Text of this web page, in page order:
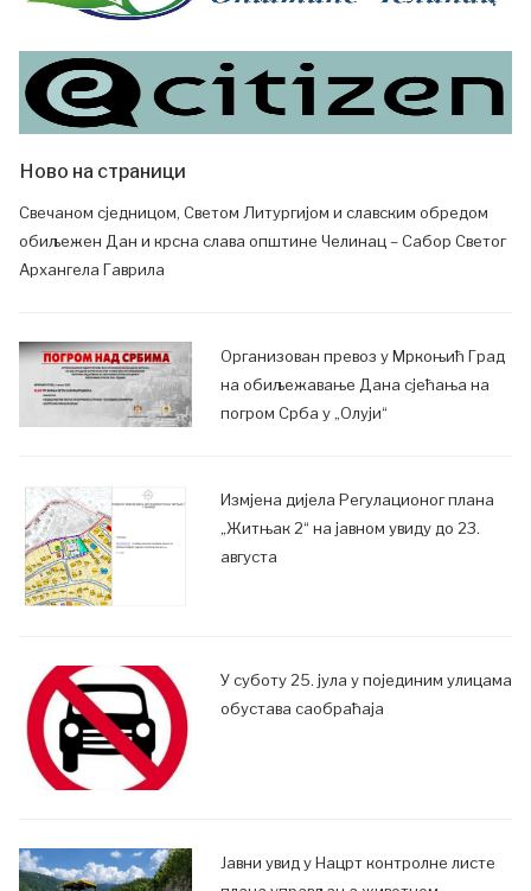
Ново на страници
Свечаном сједницом, Светом Литургијом и славским обредом
обиљежен Дан и крсна слава општине Челинац – Сабор Светог
Архангела Гаврила
Организован превоз у Мркоњић Град
на обиљежавање Дана сјећања на
погром Срба у „Олуји“
Измјена дијела Регулационог плана
„Житњак 2“ на јавном увиду до 23.
августа
У суботу 25. јула у појединим улицама
обустава саобраћаја
Јавни увид у Нацрт контролне листе